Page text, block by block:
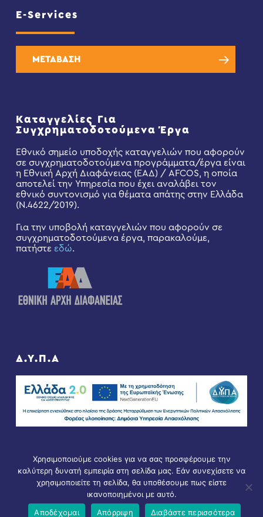
E-Services
ΜΕΤΑΒΑΣΗ
Καταγγελίες Για
Συγχρηματοδοτούμενα Έργα
Εθνικό σημείο υποδοχής καταγγελιών που αφορούν
σε συγχρηματοδοτούμενα προγράμματα/έργα είναι
η Εθνική Αρχή Διαφάνειας (ΕΑΔ) / AFCOS, η οποία
αποτελεί την Υπηρεσία που έχει αναλάβει τον
εθνικό συντονισμό για θέματα απάτης στην Ελλάδα
(Ν.4622/2019).
Για την υποβολή καταγγελιών που αφορούν σε
συγχρηματοδοτούμενα έργα, παρακαλούμε,
πατήστε εδώ.
Δ.Υ.Π.Α
© Copyright 2021 - All Rights Reserved. D & D by
Χρησιμοποιούμε cookies για να σας προσφέρουμε την
καλύτερη δυνατή εμπειρία στη σελίδα μας. Εάν συνεχίσετε να
χρησιμοποιείτε τη σελίδα, θα υποθέσουμε πως είστε
ικανοποιημένοι με αυτό.
Αποδέχομαι
Απόρριψη Διαβάστε περισσότερα